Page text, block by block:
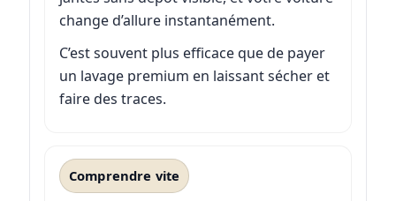
change d’allure instantanément.
C’est souvent plus efficace que de payer
un lavage premium en laissant sécher et
faire des traces.
Comprendre vite